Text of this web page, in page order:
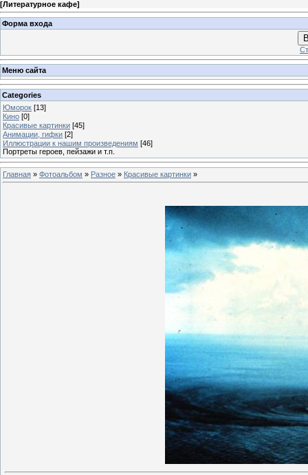
[Литературное кафе]
Форма входа
Меню сайта
Categories
Юморок [13]
Кино [0]
Красивые картинки [45]
Анимации, гифки [2]
Иллюстрации к нашим произведениям [46]
Портреты героев, пейзажи и т.п.
Главная » Фотоальбом » Разное » Красивые картинки »